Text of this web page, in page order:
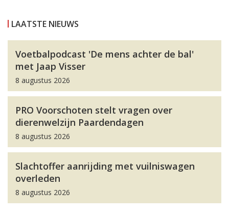
LAATSTE NIEUWS
Voetbalpodcast 'De mens achter de bal'
met Jaap Visser
8 augustus 2026
PRO Voorschoten stelt vragen over
dierenwelzijn Paardendagen
8 augustus 2026
Slachtoffer aanrijding met vuilniswagen
overleden
8 augustus 2026